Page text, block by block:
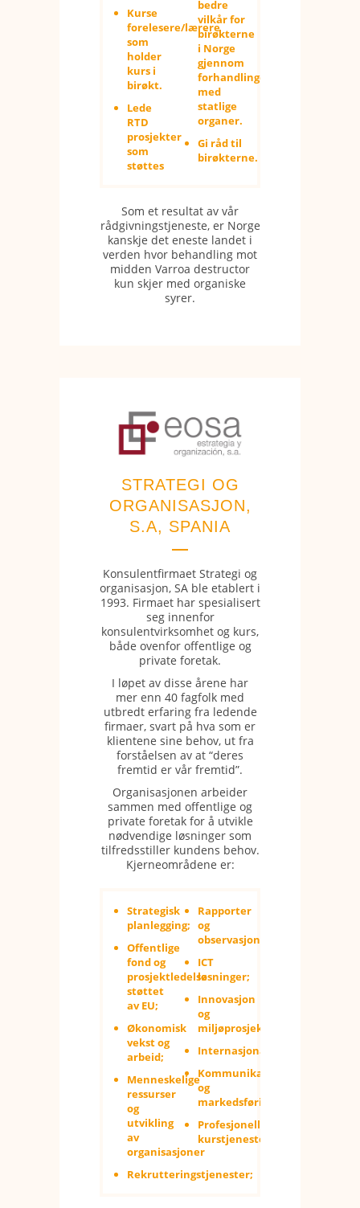
Kurse
forelesere/lærere
som
holder
kurs i
birøkt.
Lede
RTD
prosjekter
som
støttes
bedre
vilkår for
birøkterne
i Norge
gjennom
forhandlinger
med
statlige
organer.
Gi råd til
birøkterne.
Som et resultat av vår
rådgivningstjeneste, er Norge
kanskje det eneste landet i
verden hvor behandling mot
midden Varroa destructor
kun skjer med organiske
syrer.
STRATEGI OG
ORGANISASJON,
S.A, SPANIA
Konsulentfirmaet Strategi og
organisasjon, SA ble etablert i
1993. Firmaet har spesialisert
seg innenfor
konsulentvirksomhet og kurs,
både ovenfor offentlige og
private foretak.
I løpet av disse årene har
mer enn 40 fagfolk med
utbredt erfaring fra ledende
firmaer, svart på hva som er
klientene sine behov, ut fra
forståelsen av at “deres
fremtid er vår fremtid”.
Organisasjonen arbeider
sammen med offentlige og
private foretak for å utvikle
nødvendige løsninger som
tilfredsstiller kundens behov.
Kjerneområdene er:
Strategisk
planlegging;
Offentlige
fond og
prosjektledelse
støttet
av EU;
Økonomisk
vekst og
arbeid;
Menneskelige
ressurser
og
utvikling
av
organisasjoner
Rekrutteringstjenester;
Rapporter
og
observasjoner;
ICT
løsninger;
Innovasjon
og
miljøprosjekter;
Internasjonalisering;
Kommunikasjon
og
markedsføring;
Profesjonelle
kurstjenester.